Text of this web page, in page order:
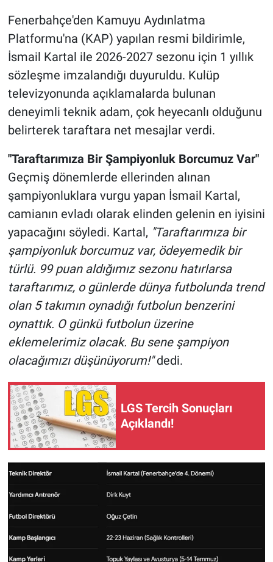
Fenerbahçe'den Kamuyu Aydınlatma
Platformu'na (KAP) yapılan resmi bildirimle,
İsmail Kartal ile 2026-2027 sezonu için 1 yıllık
sözleşme imzalandığı duyuruldu. Kulüp
televizyonunda açıklamalarda bulunan
deneyimli teknik adam, çok heyecanlı olduğunu
belirterek taraftara net mesajlar verdi.
"Taraftarımıza Bir Şampiyonluk Borcumuz Var"
Geçmiş dönemlerde ellerinden alınan
şampiyonluklara vurgu yapan İsmail Kartal,
camianın evladı olarak elinden gelenin en iyisini
yapacağını söyledi. Kartal, "Taraftarımıza bir
şampiyonluk borcumuz var, ödeyemedik bir
türlü. 99 puan aldığımız sezonu hatırlarsa
taraftarımız, o günlerde dünya futbolunda trend
olan 5 takımın oynadığı futbolun benzerini
oynattık. O günkü futbolun üzerine
eklemelerimiz olacak. Bu sene şampiyon
olacağımızı düşünüyorum!"dedi.
LGS Tercih Sonuçları
Açıklandı!